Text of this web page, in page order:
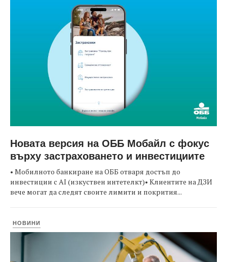
Новата версия на ОББ Мобайл с фокус
върху застраховането и инвестициите
• Мобилното банкиране на ОББ отваря достъп до
инвестиции с AI (изкуствен интетелкт)• Клиентите на ДЗИ
вече могат да следят своите лимити и покрития...
НОВИНИ